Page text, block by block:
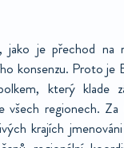
jako je přechod na
konsenzu. Proto je
který klade
všech regionech.
krajích